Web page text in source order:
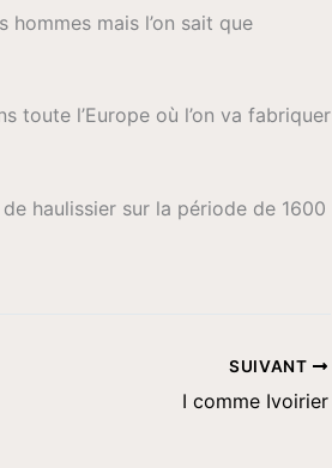
hommes mais l’on sait que
toute l’Europe où l’on va fabriquer
haulissier sur la période de 1600
SUIVANT
I comme Ivoirier